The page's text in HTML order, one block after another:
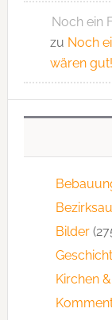
Noch ein
zu Noch
wären gut!
Bilder
Kirchen